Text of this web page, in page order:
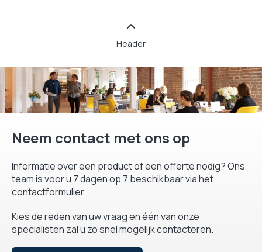
Header
Neem contact met ons op
Informatie over een product of een offerte nodig? Ons
team is voor u 7 dagen op 7 beschikbaar via het
contactformulier.
Kies de reden van uw vraag en één van onze
specialisten zal u zo snel mogelijk contacteren.